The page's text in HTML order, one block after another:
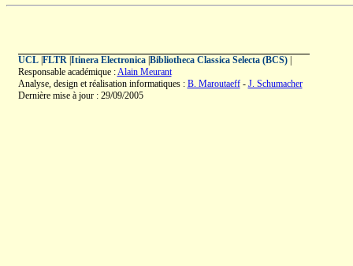
UCL| FLTR| Itinera Electronica| Bibliotheca Classica Selecta (BCS)|
Responsable académique :Alain Meurant
Analyse, design et réalisation informatiques : B. Maroutaeff- J. Schumacher
Dernière mise à jour : 29/09/2005